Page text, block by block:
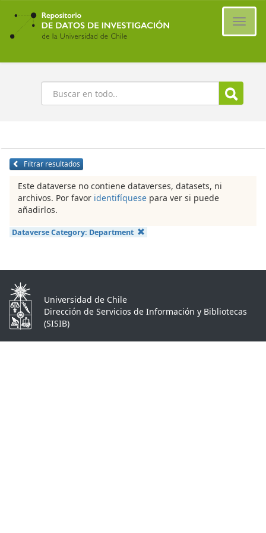
Ir
contenido
principal
Buscar
Filtrar resultados
Este dataverse no contiene dataverses, datasets, ni
archivos. Por favor identifíquese para ver si puede
añadirlos.
Dataverse Category: Department
Universidad de Chile
Dirección de Servicios de Información y Bibliotecas
(SISIB)